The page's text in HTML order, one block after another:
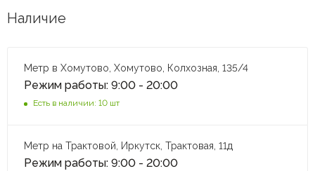
Наличие
Метр в Хомутово, Хомутово, Колхозная, 135/4
Режим работы: 9:00 - 20:00
Есть в наличии: 10 шт
Метр на Трактовой, Иркутск, Трактовая, 11д
Режим работы: 9:00 - 20:00